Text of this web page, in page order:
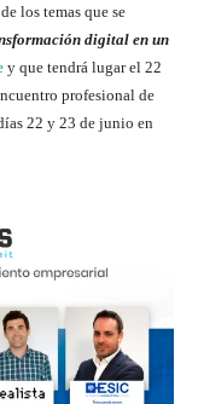
los temas que se
digital en un
y que tendrá lugar el 22
profesional de
22 y 23 de junio en